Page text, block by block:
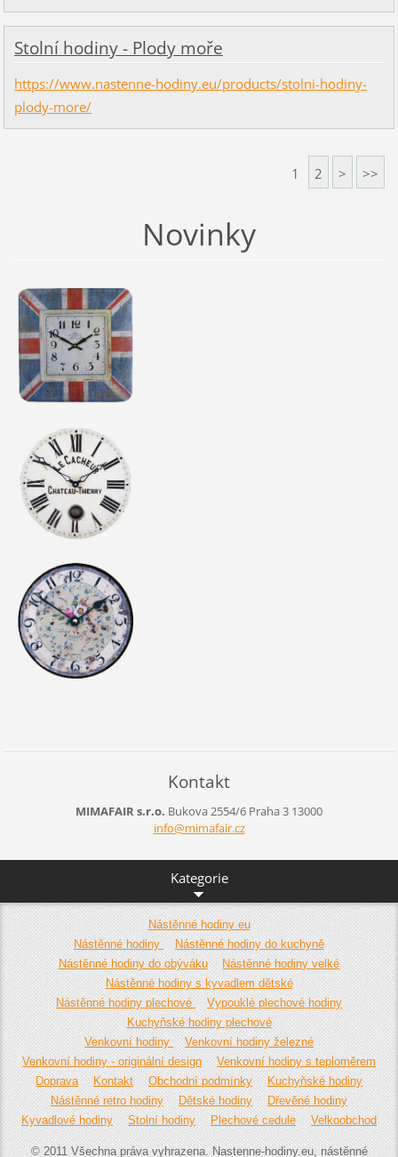
Stolní hodiny - Plody moře
https://www.nastenne-hodiny.eu/products/stolni-hodiny-
plody-more/
1 2 > >>
Novinky
Kontakt
MIMAFAIR s.r.o. Bukova 2554/6 Praha 3 13000
info@mimafair.cz
Kategorie
Nástěnné hodiny eu
Nástěnné hodiny
Nástěnné hodiny do kuchyně
Nástěnné hodiny do obýváku
Nástěnné hodiny velké
Nástěnné hodiny s kyvadlem dětské
Nástěnné hodiny plechové
Vypouklé plechové hodiny
Kuchyňské hodiny plechové
Venkovní hodiny
Venkovní hodiny železné
Venkovní hodiny - originální design
Venkovní hodiny s teploměrem
Doprava
Kontakt Obchodní podmínky
Kuchyňské hodiny
Nástěnné retro hodiny
Dětské hodiny
Dřevěné hodiny
Kyvadlové hodiny
Stolní hodiny Plechové cedule Velkoobchod
© 2011 Všechna práva vyhrazena. Nastenne-hodiny.eu, nástěnné